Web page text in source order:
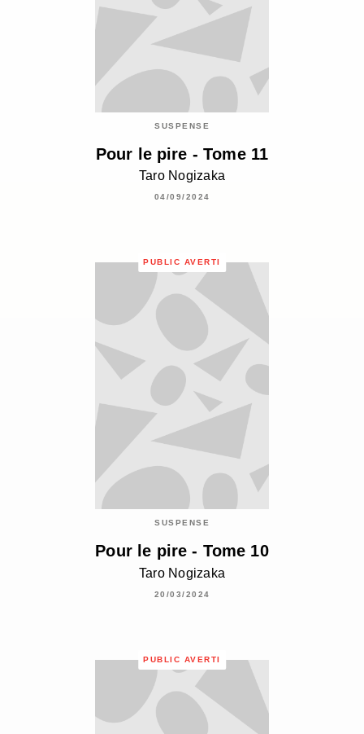
SUSPENSE
Pour le pire - Tome 11
Taro Nogizaka
04/09/2024
PUBLIC AVERTI
SUSPENSE
Pour le pire - Tome 10
Taro Nogizaka
20/03/2024
PUBLIC AVERTI